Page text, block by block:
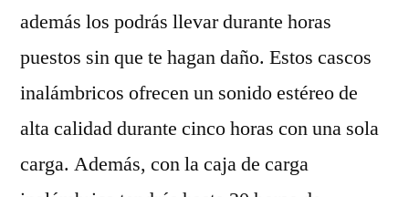
además los podrás llevar durante horas
puestos sin que te hagan daño. Estos cascos
inalámbricos ofrecen un sonido estéreo de
alta calidad durante cinco horas con una sola
carga. Además, con la caja de carga